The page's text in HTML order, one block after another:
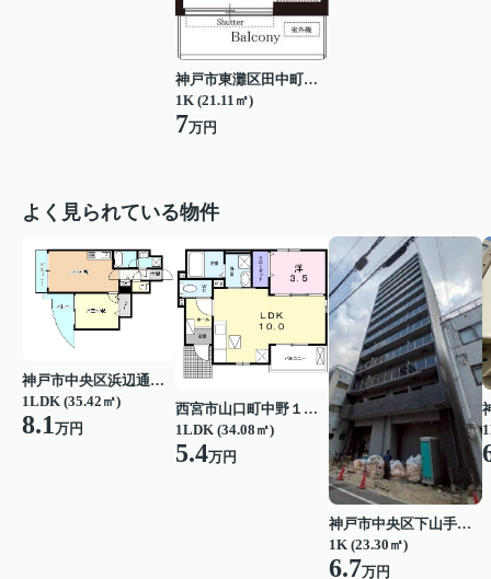
神戸市東灘区田中町３丁目
1K (21.11㎡)
7万円
よく見られている物件
神戸市中央区浜辺通３丁目
1LDK (35.42㎡)
8.1万円
西宮市山口町中野１丁目
1LDK (34.08㎡)
5.4万円
神戸市中央区下山手通７丁目
1K (23.30㎡)
6.7万円